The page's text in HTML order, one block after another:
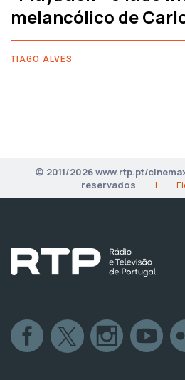
melancólico de
TIAGO ALVES
© 2011/2026 www.rtp.pt/
reservados
|